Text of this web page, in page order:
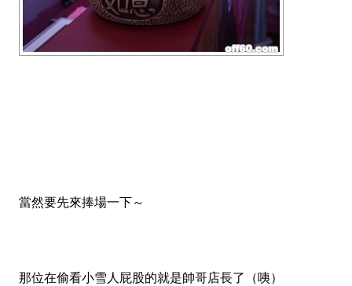
當然要先來捧場一下～
那位在偷看小雪人屁股的就是帥哥店長了（咦）